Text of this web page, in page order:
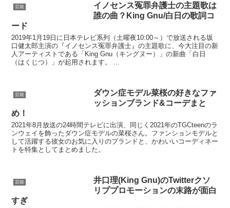
芸能
イノセンス冤罪弁護士の主題歌は
誰の曲？King Gnu/白日の歌詞コ
ード
2019年1月19日に日本テレビ系列（土曜夜10:00～）で放送される坂
口健太郎主演の『イノセンス冤罪弁護士』の主題歌に、今大注目の新
人アーティストである「King Gnu（キングヌー）」の新曲「白日
（はくじつ）」が起用されます。 ...
芸能
ダウン症モデル菜桜の好きなファ
ッションブランド&コーデまと
め！
2021年8月放送の24時間テレビに出演、同じく2021年のTGCteenのラ
ンウェイを飾ったダウン症モデルの菜桜さん。ファンションモデルと
して活躍する彼女のお気に入りのブランドと、かわいいコーディネー
トを特集としてまとめました。
芸能
井口理(King Gnu)のTwitterクソ
リププロモーションの末路が面白
すぎ